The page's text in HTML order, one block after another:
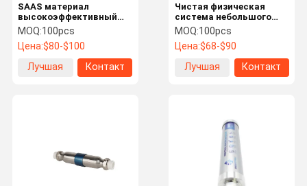
SAAS материал
высокоэффективный
ингибитор шкалы
центральный
смягчитель воды для
MOQ:100pcs
Цена:$80-$100
Лучшая
Контакт
Чистая физическая
система небольшого
размягчителя воды
Антибактериальная
MOQ:100pcs
Цена:$68-$90
Лучшая
Контакт